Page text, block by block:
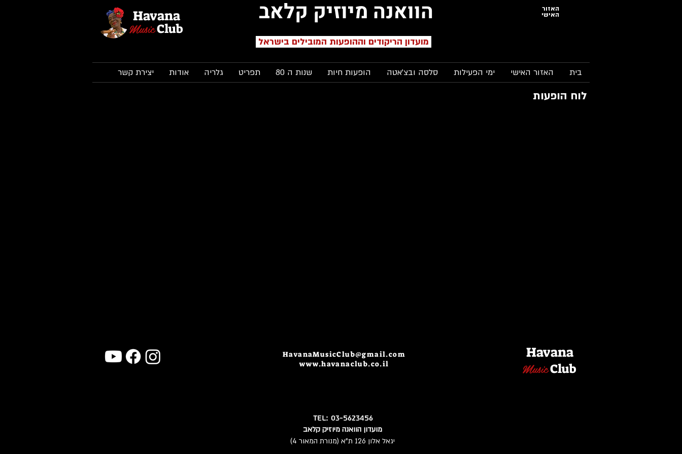
Havana
Club
Music
הוואנה מיוזיק קלאב
מועדון הריקודים וההופעות המובילים בישראל
האזור
האישי
בית האזור האישי ימי הפעילות סלסה ובצ'אטה הופעות חיות שנות ה 80 תפריט גלריה אודות יצירת קשר
לוח הופעות
HavanaMusicClub@gmail.com
www.havanaclub.co.il
Havana
Club
Music
TEL: 03-5623456